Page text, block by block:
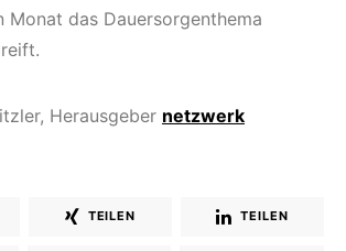
Monat das Dauersorgenthema
Herausgeber netzwerk
TEILEN TEILEN